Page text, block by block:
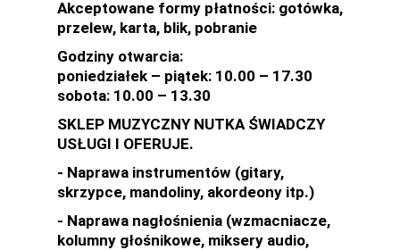
Akceptowane formy płatności: gotówka,
przelew, karta, blik, pobranie
Godziny otwarcia:
poniedziałek – piątek: 10.00 – 17.30
sobota: 10.00 – 13.30
SKLEP MUZYCZNY NUTKA ŚWIADCZY
USŁUGI I OFERUJE.
- Naprawa instrumentów (gitary,
skrzypce, mandoliny, akordeony itp.)
- Naprawa nagłośnienia (wzmacniacze,
kolumny głośnikowe, miksery audio,